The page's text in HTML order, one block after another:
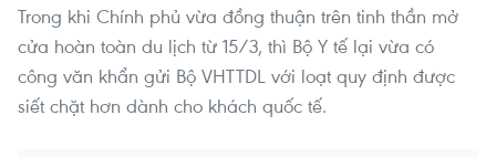
Trong khi Chính phủ vừa đồng thuận trên tinh thần mở
cửa hoàn toàn du lịch từ 15/3, thì Bộ Y tế lại vừa có
công văn khẩn gửi Bộ VHTTDL với loạt quy định được
siết chặt hơn dành cho khách quốc tế.